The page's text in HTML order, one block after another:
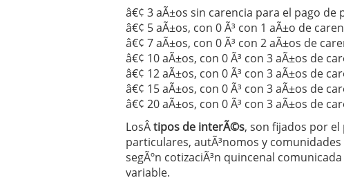
â€¢ 3 aÃ±os sin carencia para el pago de
â€¢ 5 aÃ±os, con 0 Ã³ con 1 aÃ±o de
â€¢ 7 aÃ±os, con 0 Ã³ con 2 aÃ±os de
â€¢ 10 aÃ±os, con 0 Ã³ con 3 aÃ±os de
â€¢ 12 aÃ±os, con 0 Ã³ con 3 aÃ±os de
â€¢ 15 aÃ±os, con 0 Ã³ con 3 aÃ±os de
â€¢ 20 aÃ±os, con 0 Ã³ con 3 aÃ±os de
LosÂtipos de interÃ©s, son fijados por
particulares, autÃ³nomos y
segÃºn cotizaciÃ³n quincenal
variable.